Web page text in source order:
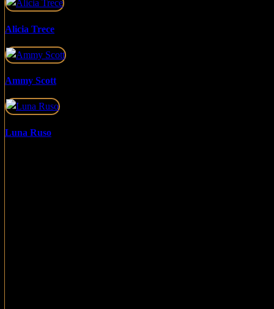
Alicia Trece
Ammy Scott
Luna Ruso